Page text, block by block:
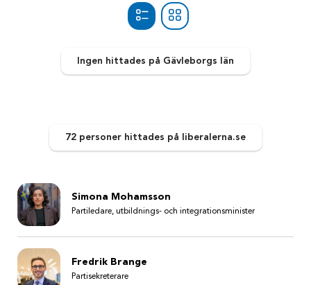
Ingen hittades på Gävleborgs län
72 personer hittades på liberalerna.se
Simona Mohamsson
Partiledare, utbildnings- och integrationsminister
Fredrik Brange
Partisekreterare